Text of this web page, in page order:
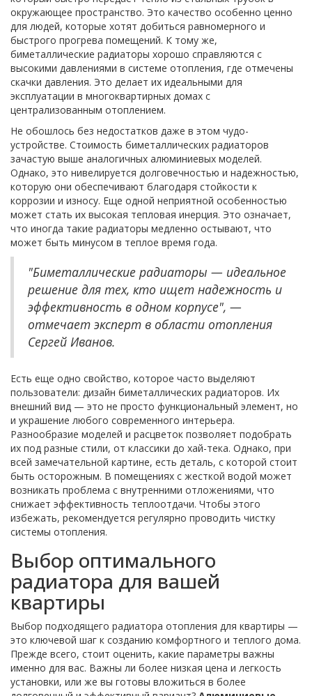
окружающее пространство. Это качество особенно ценно
для людей, которые хотят добиться равномерного и
быстрого прогрева помещений. К тому же,
биметаллические радиаторы хорошо справляются с
высокими давлениями в системе отопления, где отмечены
скачки давления. Это делает их идеальными для
эксплуатации в многоквартирных домах с
централизованным отоплением.
Не обошлось без недостатков даже в этом чудо-
устройстве. Стоимость биметаллических радиаторов
зачастую выше аналогичных алюминиевых моделей.
Однако, это нивелируется долговечностью и надежностью,
которую они обеспечивают благодаря стойкости к
коррозии и износу. Еще одной неприятной особенностью
может стать их высокая тепловая инерция. Это означает,
что иногда такие радиаторы медленно остывают, что
может быть минусом в теплое время года.
"Биметаллические радиаторы — идеальное
решение для тех, кто ищет надежность и
эффективность в одном корпусе", —
отмечает эксперт в области отопления
Сергей Иванов.
Есть еще одно свойство, которое часто выделяют
пользователи: дизайн биметаллических радиаторов. Их
внешний вид — это не просто функциональный элемент, но
и украшение любого современного интерьера.
Разнообразие моделей и расцветок позволяет подобрать
их под разные стили, от классики до хай-тека. Однако, при
всей замечательной картине, есть деталь, с которой стоит
быть осторожным. В помещениях с жесткой водой может
возникать проблема с внутренними отложениями, что
снижает эффективность теплоотдачи. Чтобы этого
избежать, рекомендуется регулярно проводить чистку
системы отопления.
Выбор оптимального
радиатора для вашей
квартиры
Выбор подходящего радиатора отопления для квартиры —
это ключевой шаг к созданию комфортного и теплого дома.
Прежде всего, стоит оценить, какие параметры важны
именно для вас. Важны ли более низкая цена и легкость
установки, или же вы готовы вложиться в более